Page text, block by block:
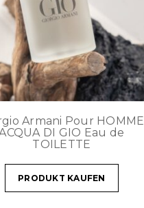
Armani Pour HOMME
DI GIO Eau de
TOILETTE
PRODUKT KAUFEN